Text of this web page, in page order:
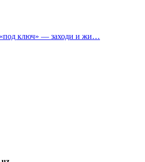
«под ключ» — заходи и жи…